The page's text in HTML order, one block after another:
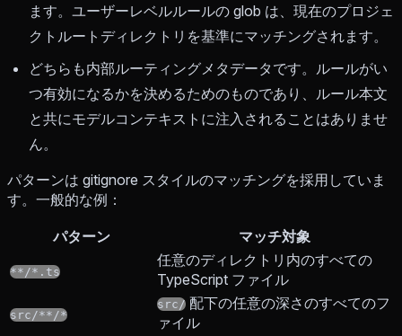
ます。ユーザーレベルルールの glob は、現在のプロジェ
クトルートディレクトリを基準にマッチングされます。
どちらも内部ルーティングメタデータです。ルールがい
つ有効になるかを決めるためのものであり、ルール本文
と共にモデルコンテキストに注入されることはありませ
ん。
パターンは gitignore スタイルのマッチングを採用していま
す。一般的な例：
パターン マッチ対象
**/*.ts
任意のディレクトリ内のすべての
TypeScript ファイル
src/**/*
src/ 配下の任意の深さのすべてのフ
ァイル